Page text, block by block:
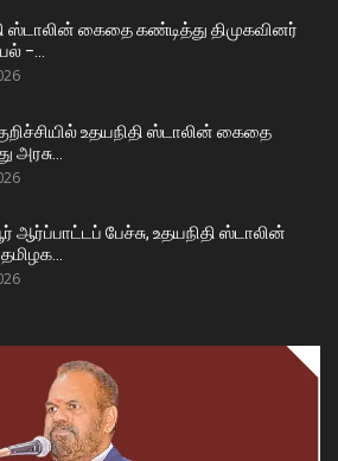
ஸ்டாலின் கைதை கண்டித்து திமுகவினர்
–…
உதயநிதி ஸ்டாலின் கைதை
அரசு…
ஆர்ப்பாட்டப் பேச்சு, உதயநிதி ஸ்டாலின்